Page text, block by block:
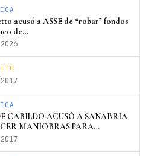
acusó a ASSE de “robar” fondos
de…
CABILDO ACUSÓ A SANABRIA
MANIOBRAS PARA…